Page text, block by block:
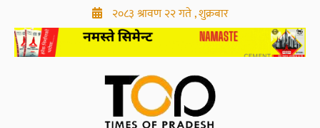
२०८३ श्रावण २२ गते , शुक्रबार